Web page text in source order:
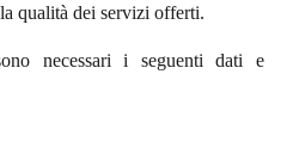
qualità dei servizi offerti.
necessari i seguenti dati e